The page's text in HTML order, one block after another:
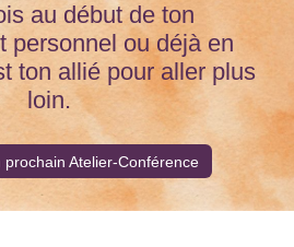
au début de ton
personnel ou déjà en
ton allié pour aller plus
loin.
prochain Atelier-Conférence